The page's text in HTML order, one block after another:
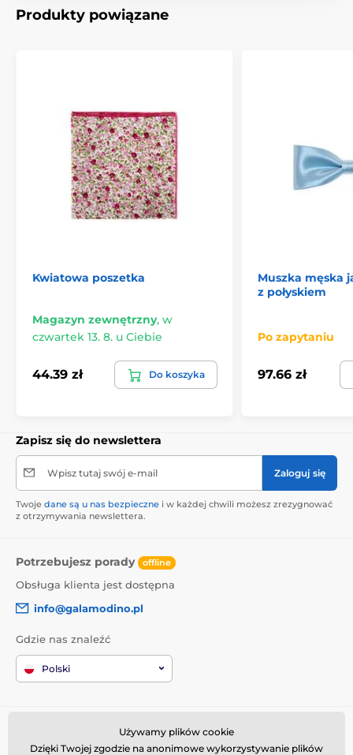
Produkty powiązane
Kwiatowa poszetka
Magazyn zewnętrzny, w
czwartek 13. 8. u Ciebie
44.39 zł Do koszyka
Muszka męska
z połyskiem
Po zapytaniu
97.66 zł
Zapisz się do newslettera
Wpisz tutaj swój e-mail Zaloguj się
Twoje dane są u nas bezpieczne i w każdej chwili możesz zrezygnować
z otrzymywania newslettera.
Potrzebujesz porady offline
Obsługa klienta jest dostępna
info@galamodino.pl
Gdzie nas znaleźć
Polski
Informacje o zakupach
Regulamin zakupów
Kim jesteśmy
O nas
Używamy plików cookie
Dzięki Twojej zgodzie na anonimowe wykorzystywanie plików